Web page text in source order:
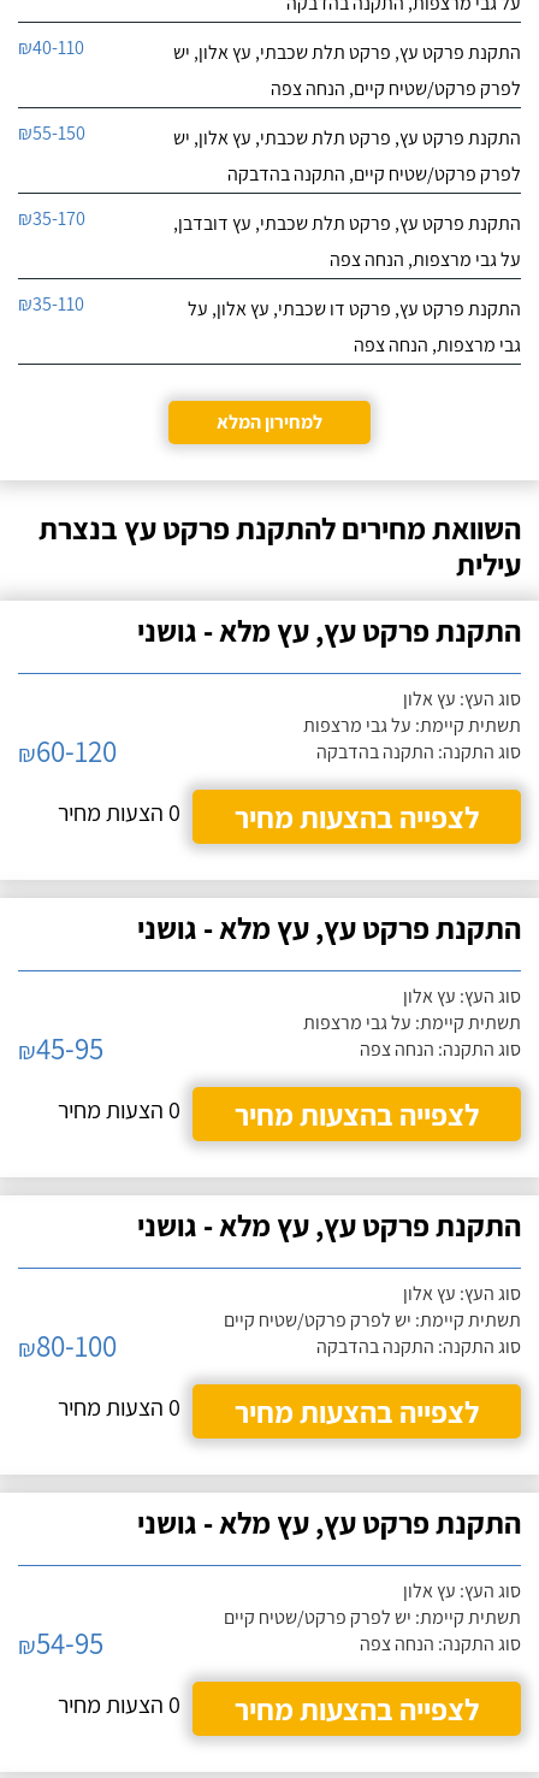
התקנת פרקט עץ, פרקט תלת שכבתי, עץ אלון, יש
לפרק פרקט/שטיח קיים, הנחה צפה
₪40-110
התקנת פרקט עץ, פרקט תלת שכבתי, עץ אלון, יש
לפרק פרקט/שטיח קיים, התקנה בהדבקה
₪55-150
התקנת פרקט עץ, פרקט תלת שכבתי, עץ דובדבן,
על גבי מרצפות, הנחה צפה
₪35-170
התקנת פרקט עץ, פרקט דו שכבתי, עץ אלון, על
גבי מרצפות, הנחה צפה
₪35-110
למחירון המלא
השוואת מחירים להתקנת פרקט עץ בנצרת
עילית
התקנת פרקט עץ, עץ מלא - גושני
סוג העץ: עץ אלון
תשתית קיימת: על גבי מרצפות
סוג התקנה: התקנה בהדבקה
₪60-120
לצפייה בהצעות מחיר
0 הצעות מחיר
התקנת פרקט עץ, עץ מלא - גושני
סוג העץ: עץ אלון
תשתית קיימת: על גבי מרצפות
סוג התקנה: הנחה צפה
₪45-95
לצפייה בהצעות מחיר
0 הצעות מחיר
התקנת פרקט עץ, עץ מלא - גושני
סוג העץ: עץ אלון
תשתית קיימת: יש לפרק פרקט/שטיח קיים
סוג התקנה: התקנה בהדבקה
₪80-100
לצפייה בהצעות מחיר
0 הצעות מחיר
התקנת פרקט עץ, עץ מלא - גושני
סוג העץ: עץ אלון
תשתית קיימת: יש לפרק פרקט/שטיח קיים
סוג התקנה: הנחה צפה
₪54-95
לצפייה בהצעות מחיר
0 הצעות מחיר